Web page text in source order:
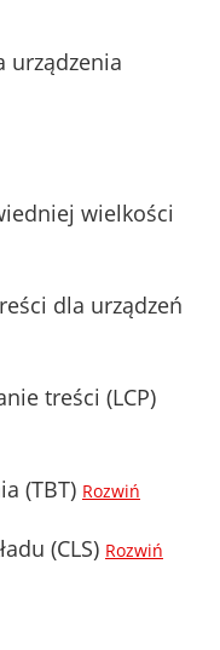
urządzenia
wielkości
dla urządzeń
treści (LCP)
(TBT) Rozwiń
(CLS) Rozwiń